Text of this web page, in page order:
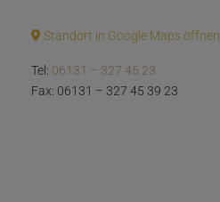
Standort in Google Maps öffnen
Tel: 06131 – 327 45 23
Fax: 06131 – 327 45 39 23